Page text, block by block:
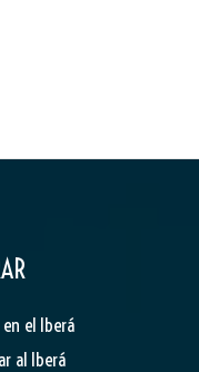
el Iberá
al Iberá